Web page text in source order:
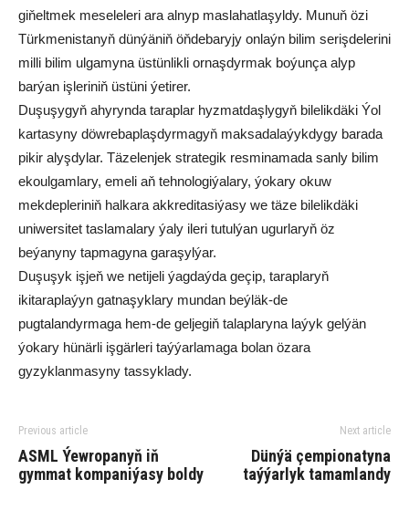
giňeltmek meseleleri ara alnyp maslahatlaşyldy. Munuň özi
Türkmenistanyň dünýäniň öňdebaryjy onlaýn bilim serişdelerini
milli bilim ulgamyna üstünlikli ornaşdyrmak boýunça alyp
barýan işleriniň üstüni ýetirer.
Duşuşygyň ahyrynda taraplar hyzmatdaşlygyň bilelikdäki Ýol
kartasyny döwrebaplaşdyrmagyň maksadalaýykdygy barada
pikir alyşdylar. Täzelenjek strategik resminamada sanly bilim
ekoulgamlary, emeli aň tehnologiýalary, ýokary okuw
mekdepleriniň halkara akkreditasiýasy we täze bilelikdäki
uniwersitet taslamalary ýaly ileri tutulýan ugurlaryň öz
beýanyny tapmagyna garaşylýar.
Duşuşyk işjeň we netijeli ýagdaýda geçip, taraplaryň
ikitaraplaýyn gatnaşyklary mundan beýläk-de
pugtalandyrmaga hem-de geljegiň talaplaryna laýyk gelýän
ýokary hünärli işgärleri taýýarlamaga bolan özara
gyzyklanmasyny tassyklady.
Previous article
ASML Ýewropanyň iň
gymmat kompaniýasy boldy
Next article
Dünýä çempionatyna
taýýarlyk tamamlandy